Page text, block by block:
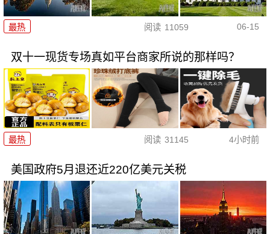
最热 阅读 11059 06-15
双十一现货专场真如平台商家所说的那样吗？
最热 阅读 31145 4小时前
美国政府5月退还近220亿美元关税